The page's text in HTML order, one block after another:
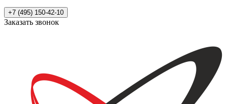
+7 (495) 150-42-10
Заказать звонок